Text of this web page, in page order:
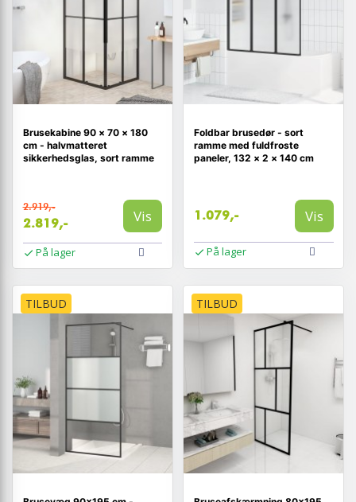
Brusekabine 90 × 70 × 180
cm - halvmatteret
sikkerhedsglas, sort ramme
2.919,-
2.819,- Vis
På lager
Foldbar brusedør - sort
ramme med fuldfroste
paneler, 132 × 2 × 140 cm
1.079,- Vis
På lager
TILBUD TILBUD